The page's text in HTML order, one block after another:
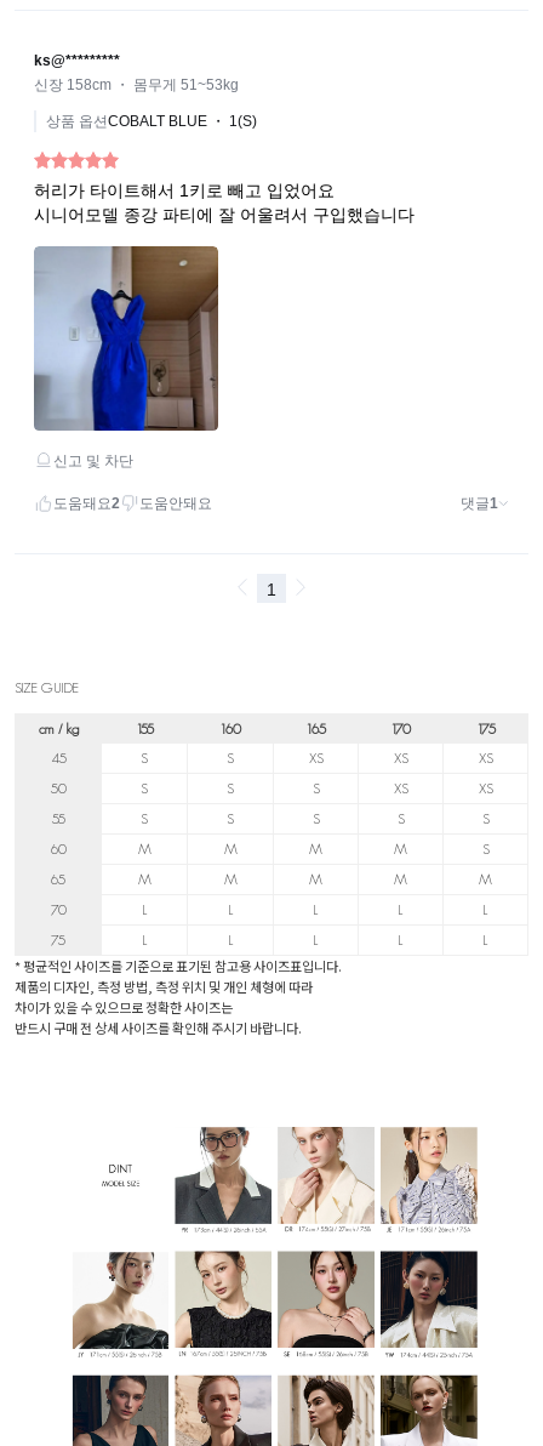
SIZE GUIDE
cm / kg 155 160 165 170
175
45
S S XS XS
XS
50
S S S XS
XS
55
S S S S
S
60
M M M M
S
65
M M M M
M
70
L L L L
L
75
L L L L L
* 평균적인 사이즈를 기준으로 표기된 참고용 사이즈표입니다.
제품의 디자인, 측정 방법, 측정 위치 및 개인 체형에 따라
차이가 있을 수 있으므로 정확한 사이즈는
반드시 구매 전 상세 사이즈를 확인해 주시기 바랍니다.